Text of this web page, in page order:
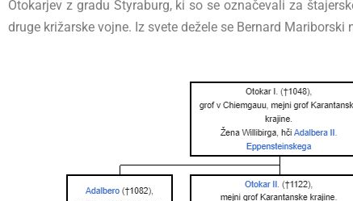
Otokarjev z gradu Styraburg, ki so se označevali za
druge križarske vojne. Iz svete dežele se Bernard